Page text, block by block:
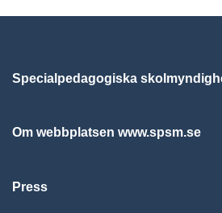
Specialpedagogiska
Om webbplatsen www.spsm.se
Press